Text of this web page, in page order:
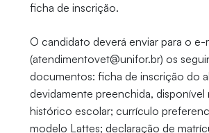
ficha de inscrição.
O candidato deverá enviar para o e-
(atendimentovet@unifor.br) os
documentos: ficha de inscrição do
devidamente preenchida, disponível
histórico escolar; currículo
modelo Lattes; declaração de